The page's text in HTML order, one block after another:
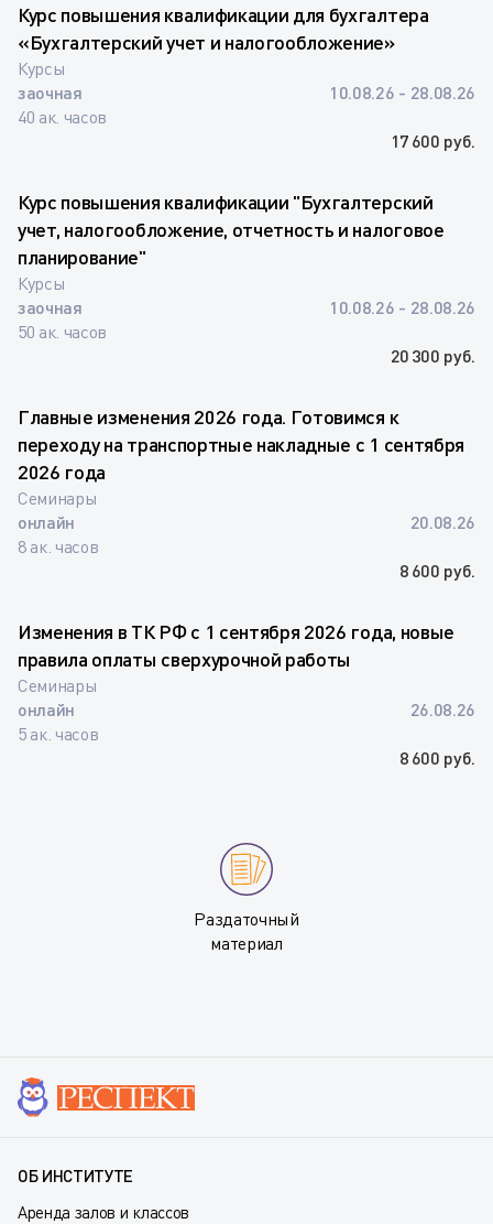
Курс повышения квалификации для бухгалтера
«Бухгалтерский учет и налогообложение»
Курсы
заочная
40 ак. часов
10.08.26 - 28.08.26
17 600 руб.
Курс повышения квалификации "Бухгалтерский
учет, налогообложение, отчетность и налоговое
планирование"
Курсы
заочная
50 ак. часов
10.08.26 - 28.08.26
20 300 руб.
Главные изменения 2026 года. Готовимся к
переходу на транспортные накладные с 1 сентября
2026 года
Семинары
онлайн
8 ак. часов
20.08.26
8 600 руб.
Изменения в ТК РФ с 1 сентября 2026 года, новые
правила оплаты сверхурочной работы
Семинары
онлайн
5 ак. часов
26.08.26
8 600 руб.
Раздаточный
материал
ОБ ИНСТИТУТЕ
Аренда залов и классов